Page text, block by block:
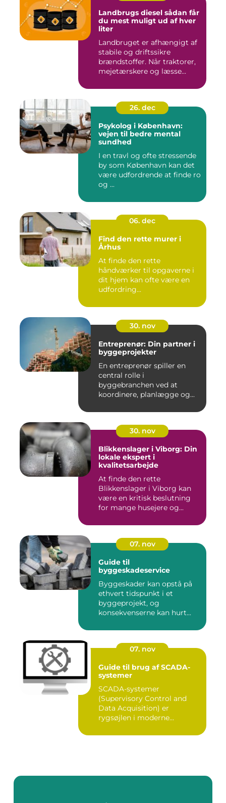
Landbrugs diesel sådan får
du mest muligt ud af hver
liter
Landbruget er afhængigt af
stabile og driftssikre
brændstoffer. Når traktorer,
mejetærskere og læsse...
26. dec
Psykolog i København:
vejen til bedre mental
sundhed
I en travl og ofte stressende
by som København kan det
være udfordrende at finde ro
og ...
06. dec
Find den rette murer i
Århus
At finde den rette
håndværker til opgaverne i
dit hjem kan ofte være en
udfordring...
30. nov
Entreprenør: Din partner i
byggeprojekter
En entreprenør spiller en
central rolle i
byggebranchen ved at
koordinere, planlægge og...
30. nov
Blikkenslager i Viborg: Din
lokale ekspert i
kvalitetsarbejde
At finde den rette
Blikkenslager i Viborg kan
være en kritisk beslutning
for mange husejere og...
07. nov
Guide til
byggeskadeservice
Byggeskader kan opstå på
ethvert tidspunkt i et
byggeprojekt, og
konsekvenserne kan hurt...
07. nov
Guide til brug af SCADA-
systemer
SCADA-systemer
(Supervisory Control and
Data Acquisition) er
rygsøjlen i moderne